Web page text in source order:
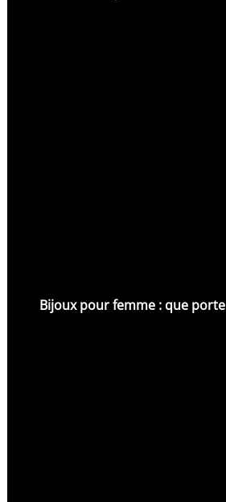
Bijoux pour femme : que